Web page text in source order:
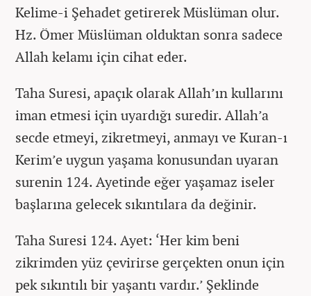
Kelime-i Şehadet getirerek Müslüman olur.
Hz. Ömer Müslüman olduktan sonra sadece
Allah kelamı için cihat eder.
Taha Suresi, apaçık olarak Allah’ın kullarını
iman etmesi için uyardığı suredir. Allah’a
secde etmeyi, zikretmeyi, anmayı ve Kuran-ı
Kerim’e uygun yaşama konusundan uyaran
surenin 124. Ayetinde eğer yaşamaz iseler
başlarına gelecek sıkıntılara da değinir.
Taha Suresi 124. Ayet: ‘Her kim beni
zikrimden yüz çevirirse gerçekten onun için
pek sıkıntılı bir yaşantı vardır.’ Şeklinde